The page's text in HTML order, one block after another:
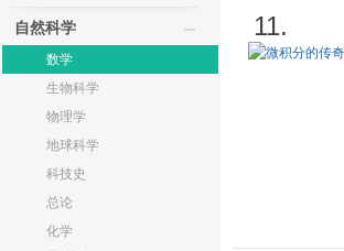
自然科学
数学
生物科学
物理学
地球科学
科技史
总论
化学
11.